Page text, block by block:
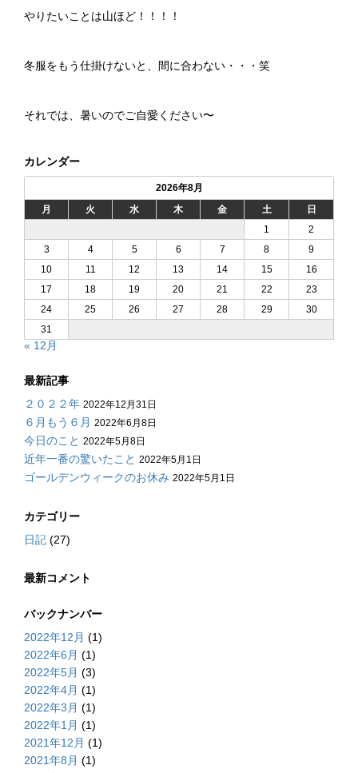
やりたいことは山ほど！！！！
冬服をもう仕掛けないと、間に合わない・・・笑
それでは、暑いのでご自愛ください〜
カレンダー
2026年8月
月
火 水 木 金 土
日
1
2
3
4 5 6 7 8
9
10
11 12 13 14 15
16
17
18 19 20 21 22
23
24
25 26 27 28 29
30
31
« 12月
最新記事
２０２２年 2022年12月31日
６月もう６月 2022年6月8日
今日のこと 2022年5月8日
近年一番の驚いたこと 2022年5月1日
ゴールデンウィークのお休み 2022年5月1日
カテゴリー
日記 (27)
最新コメント
バックナンバー
2022年12月 (1)
2022年6月 (1)
2022年5月 (3)
2022年4月 (1)
2022年3月 (1)
2022年1月 (1)
2021年12月 (1)
2021年8月 (1)